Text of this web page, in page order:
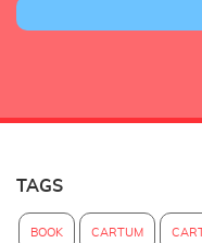
TAGS
BOOK CARTUM